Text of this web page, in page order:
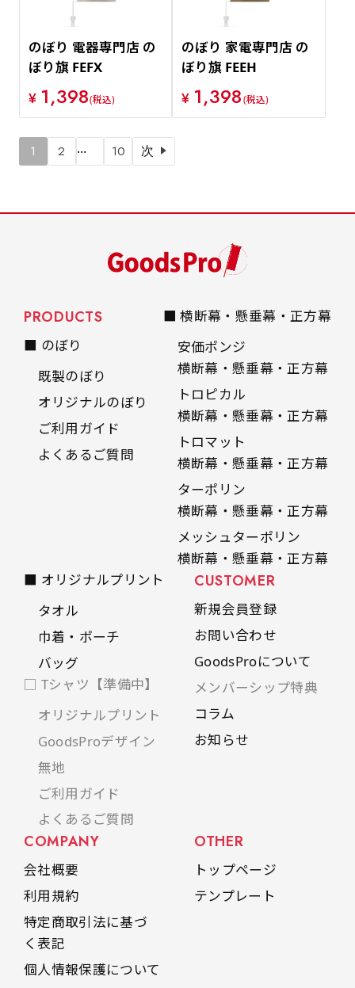
のぼり 電器専門店 の
ぼり旗 FEFX
¥ 1,398(税込)
のぼり 家電専門店 の
ぼり旗 FEEH
¥ 1,398(税込)
1 2 … 10 次
PRODUCTS
■ のぼり
既製のぼり
オリジナルのぼり
ご利用ガイド
よくあるご質問
■ 横断幕・懸垂幕・正方幕
安価ポンジ
横断幕・懸垂幕・正方幕
トロピカル
横断幕・懸垂幕・正方幕
トロマット
横断幕・懸垂幕・正方幕
ターポリン
横断幕・懸垂幕・正方幕
メッシュターポリン
横断幕・懸垂幕・正方幕
■ オリジナルプリント
タオル
巾着・ポーチ
バッグ
□ Tシャツ【準備中】
オリジナルプリント
GoodsProデザイン
無地
ご利用ガイド
よくあるご質問
CUSTOMER
新規会員登録
お問い合わせ
GoodsProについて
メンバーシップ特典
コラム
お知らせ
COMPANY
会社概要
利用規約
特定商取引法に基づ
く表記
個人情報保護について
OTHER
トップページ
テンプレート